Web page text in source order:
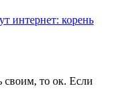
интернет: корень
своим, то ок. Если